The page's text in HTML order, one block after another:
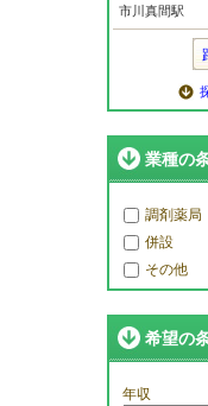
市川真間駅
業種の
調剤薬局
併設
その他
希望の
年収